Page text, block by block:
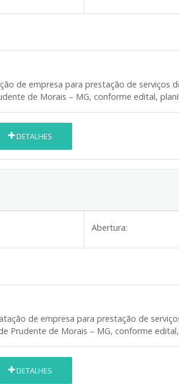
de empresa para prestação de serviços
de Morais – MG, conforme edital,
DETALHES
Abertura:
de empresa para prestação de
Prudente de Morais – MG, conforme
DETALHES